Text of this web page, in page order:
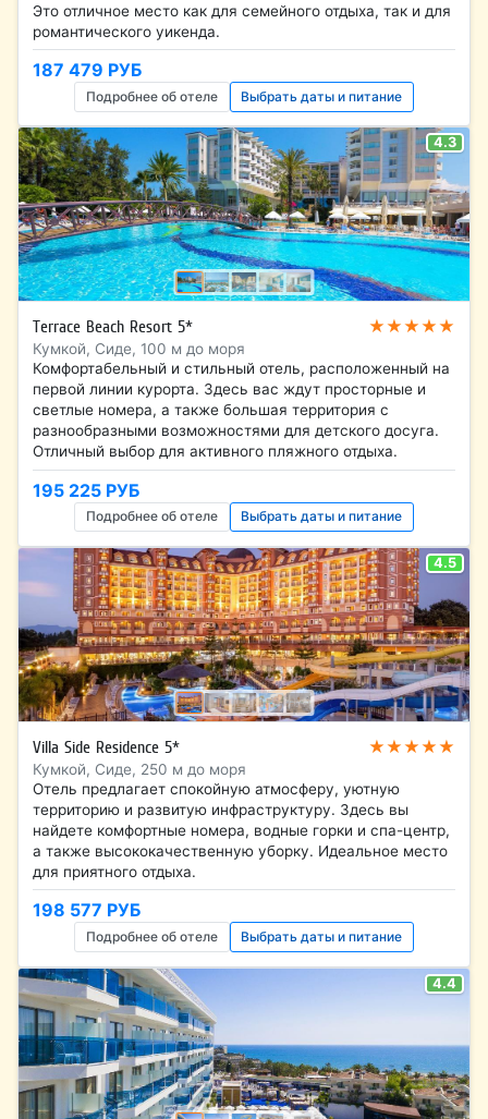
Это отличное место как для семейного отдыха, так и для
романтического уикенда.
187 479 РУБ
Подробнее об отеле Выбрать даты и питание
4.3
Terrace Beach Resort 5* ★★★★★
Кумкой, Сиде, 100 м до моря
Комфортабельный и стильный отель, расположенный на
первой линии курорта. Здесь вас ждут просторные и
светлые номера, а также большая территория с
разнообразными возможностями для детского досуга.
Отличный выбор для активного пляжного отдыха.
195 225 РУБ
Подробнее об отеле Выбрать даты и питание
4.5
Villa Side Residence 5* ★★★★★
Кумкой, Сиде, 250 м до моря
Отель предлагает спокойную атмосферу, уютную
территорию и развитую инфраструктуру. Здесь вы
найдете комфортные номера, водные горки и спа-центр,
а также высококачественную уборку. Идеальное место
для приятного отдыха.
198 577 РУБ
Подробнее об отеле Выбрать даты и питание
4.4